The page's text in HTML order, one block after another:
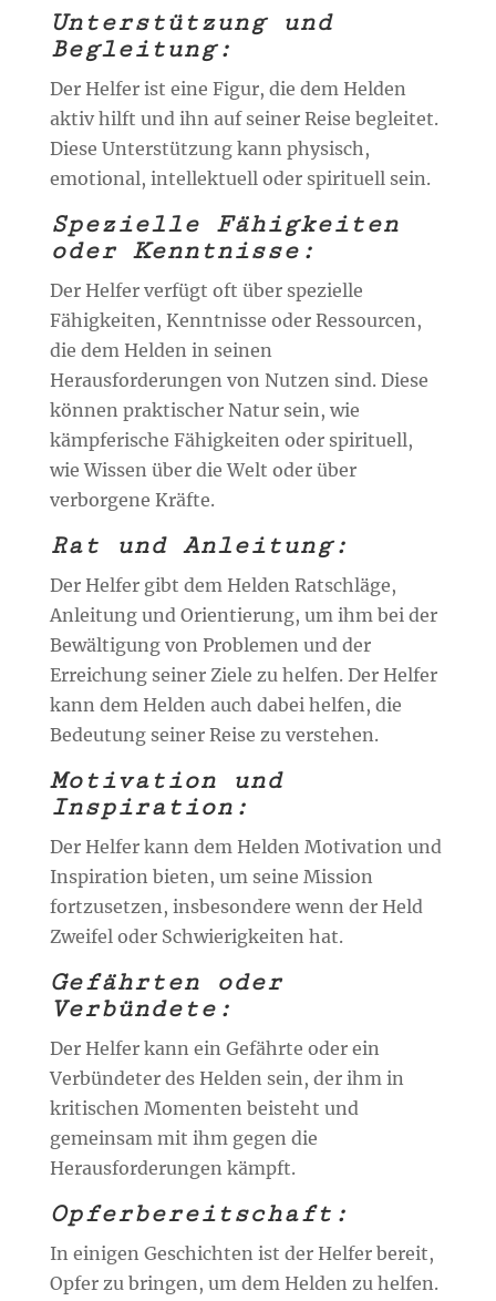
Unterstützung und
Begleitung:
Der Helfer ist eine Figur, die dem Helden
aktiv hilft und ihn auf seiner Reise begleitet.
Diese Unterstützung kann physisch,
emotional, intellektuell oder spirituell sein.
Spezielle Fähigkeiten
oder Kenntnisse:
Der Helfer verfügt oft über spezielle
Fähigkeiten, Kenntnisse oder Ressourcen,
die dem Helden in seinen
Herausforderungen von Nutzen sind. Diese
können praktischer Natur sein, wie
kämpferische Fähigkeiten oder spirituell,
wie Wissen über die Welt oder über
verborgene Kräfte.
Rat und Anleitung:
Der Helfer gibt dem Helden Ratschläge,
Anleitung und Orientierung, um ihm bei der
Bewältigung von Problemen und der
Erreichung seiner Ziele zu helfen. Der Helfer
kann dem Helden auch dabei helfen, die
Bedeutung seiner Reise zu verstehen.
Motivation und
Inspiration:
Der Helfer kann dem Helden Motivation und
Inspiration bieten, um seine Mission
fortzusetzen, insbesondere wenn der Held
Zweifel oder Schwierigkeiten hat.
Gefährten oder
Verbündete:
Der Helfer kann ein Gefährte oder ein
Verbündeter des Helden sein, der ihm in
kritischen Momenten beisteht und
gemeinsam mit ihm gegen die
Herausforderungen kämpft.
Opferbereitschaft:
In einigen Geschichten ist der Helfer bereit,
Opfer zu bringen, um dem Helden zu helfen.